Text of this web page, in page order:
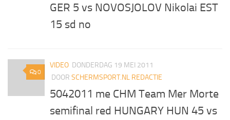
GER 5 vs NOVOSJOLOV Nikolai EST
15 sd no
0
VIDEO DONDERDAG 19 MEI 2011
DOOR SCHERMSPORT.NL REDACTIE
5042011 me CHM Team Mer Morte
semifinal red HUNGARY HUN 45 vs